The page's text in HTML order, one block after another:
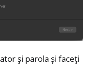
și parola și faceți